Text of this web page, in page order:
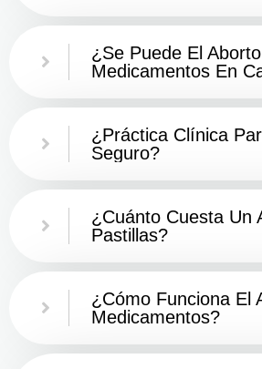
¿Se Puede El
Medicamentos En
¿Práctica Clínica
Seguro?
¿Cuánto Cuesta Un
Pastillas?
¿Cómo Funciona El
Medicamentos?